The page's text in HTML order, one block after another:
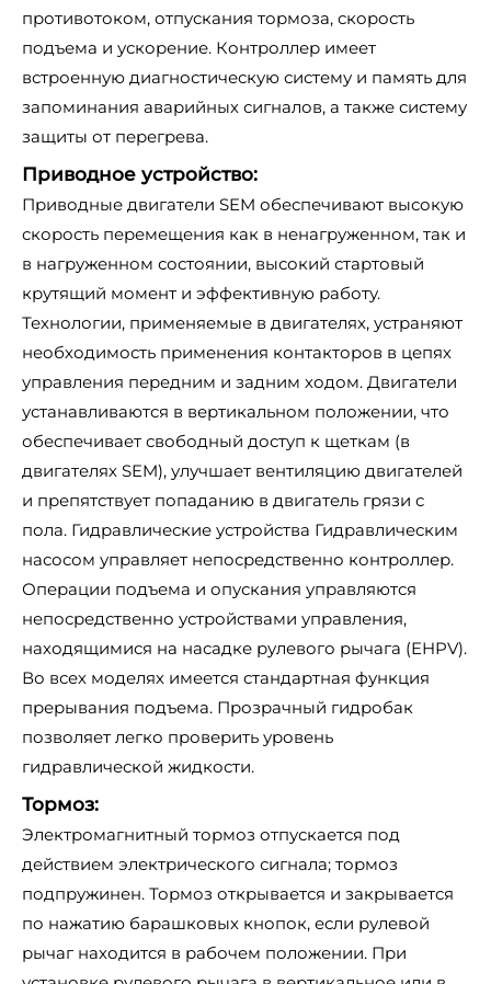
противотоком, отпускания тормоза, скорость
подъема и ускорение. Контроллер имеет
встроенную диагностическую систему и память для
запоминания аварийных сигналов, а также систему
защиты от перегрева.
Приводное устройство:
Приводные двигатели SEM обеспечивают высокую
скорость перемещения как в ненагруженном, так и
в нагруженном состоянии, высокий стартовый
крутящий момент и эффективную работу.
Технологии, применяемые в двигателях, устраняют
необходимость применения контакторов в цепях
управления передним и задним ходом. Двигатели
устанавливаются в вертикальном положении, что
обеспечивает свободный доступ к щеткам (в
двигателях SEM), улучшает вентиляцию двигателей
и препятствует попаданию в двигатель грязи с
пола. Гидравлические устройства Гидравлическим
насосом управляет непосредственно контроллер.
Операции подъема и опускания управляются
непосредственно устройствами управления,
находящимися на насадке рулевого рычага (EHPV).
Во всех моделях имеется стандартная функция
прерывания подъема. Прозрачный гидробак
позволяет легко проверить уровень
гидравлической жидкости.
Тормоз:
Электромагнитный тормоз отпускается под
действием электрического сигнала; тормоз
подпружинен. Тормоз открывается и закрывается
по нажатию барашковых кнопок, если рулевой
рычаг находится в рабочем положении. При